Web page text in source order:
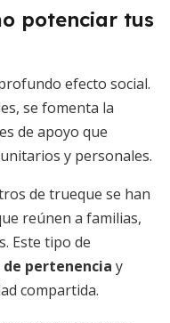
potenciar tus
efecto social.
se fomenta la
de apoyo que
y personales.
de trueque se han
reúnen a familias,
Este tipo de
pertenencia y
compartida.